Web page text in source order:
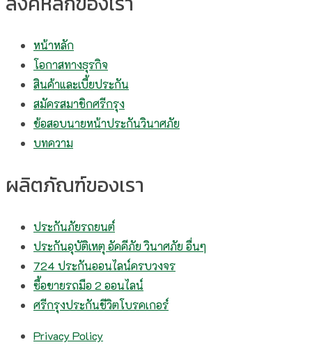
หน้าหลัก
โอกาสทางธุรกิจ
สินค้าและเบี้ยประกัน
สมัครสมาชิกศรีกรุง
ข้อสอบนายหน้าประกันวินาศภัย
บทความ
ผลิตภัณฑ์ของเรา
ประกันภัยรถยนต์
ประกันอุบัติเหตุ อัคคีภัย วินาศภัย อื่นๆ
724 ประกันออนไลน์ครบวงจร
ซื้อขายรถมือ 2 ออนไลน์
ศรีกรุงประกันชีวิตโบรคเกอร์
Privacy Policy